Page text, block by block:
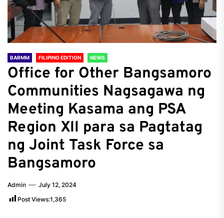
BARMM FILIPINO EDITION NEWS
Office for Other Bangsamoro
Communities Nagsagawa ng
Meeting Kasama ang PSA
Region Xll para sa Pagtatag
ng Joint Task Force sa
Bangsamoro
Admin
July 12, 2024
Post Views:1,365